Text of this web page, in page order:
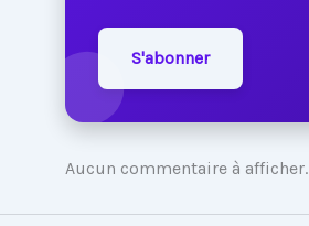
S'abonner
Aucun commentaire à afficher.